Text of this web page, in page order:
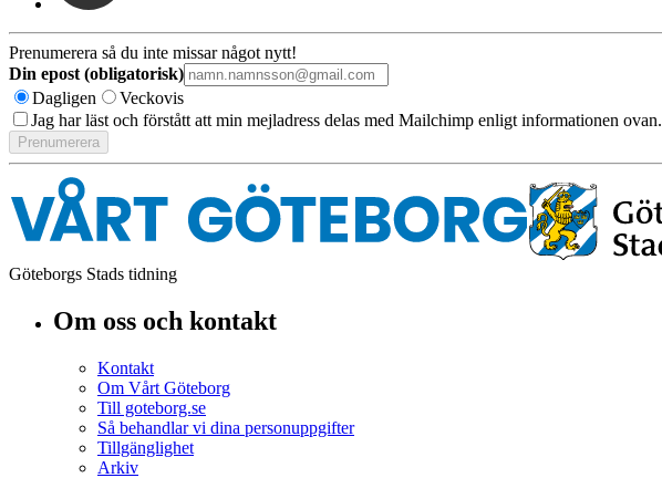
Prenumerera så du inte missar något nytt!
Din epost (obligatorisk)
Dagligen
Veckovis
Jag har läst och förstått att min mejladress delas med Mailchimp enligt informationen ovan.
Göteborgs Stads tidning
Om oss och kontakt
Kontakt
Om Vårt Göteborg
Till goteborg.se
Så behandlar vi dina personuppgifter
Tillgänglighet
Arkiv